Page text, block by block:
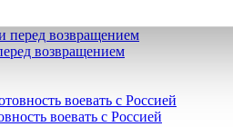
возвращением
воевать с Россией